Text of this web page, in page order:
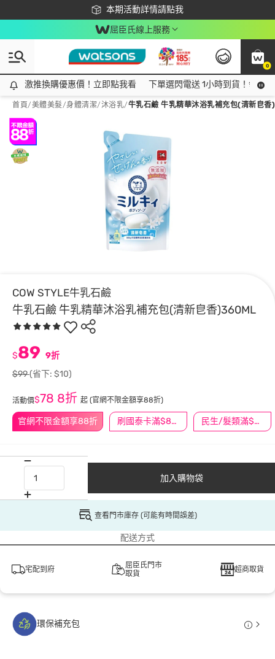
本期活動詳情請點我
下載app最高回饋$350
屈臣氏線上服務
0
激推換購優惠價！立即點我看
激推換購優惠價！立即點我看 下單選閃電送 1小時到貨！領神
首頁/美體美髮/身體清潔/沐浴乳/牛乳石鹼 牛乳精華沐浴乳補充包(清新皀
COW STYLE牛乳石鹼
牛乳石鹼 牛乳精華沐浴乳補充包(清新皀香)360ML
官網不限金額享88折 刷國泰卡滿$888送3萬點 民生/髮類滿$388送舒潔冰巾
$89 9折
$99(省下: $10)
活動價$78 8折 起 (官網不限金額享88折)
加入購物袋
查看門市庫存 (可能有時間誤差)
配送方式
宅配到府
屈臣氏門市
取貨
超商取貨
環保補充包